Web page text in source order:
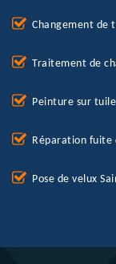
Changement de
Traitement de
Peinture sur
Réparation fuite
Pose de velux